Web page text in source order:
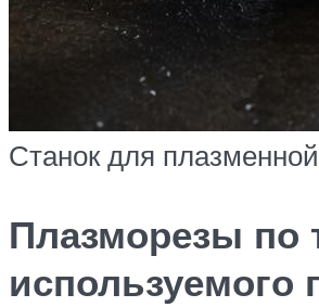
Станок для
Плазморезы по
используемого